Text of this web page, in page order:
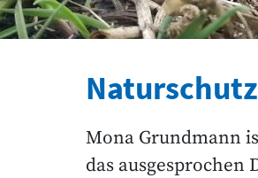
Mona Grundmann
das